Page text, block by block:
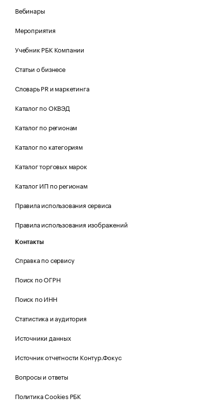
Вебинары
Мероприятия
Учебник РБК Компании
Статьи о бизнесе
Словарь PR и маркетинга
Каталог по ОКВЭД
Каталог по регионам
Каталог по категориям
Каталог торговых марок
Каталог ИП по регионам
Правила использования сервиса
Правила использования изображений
Контакты
Справка по сервису
Поиск по ОГРН
Поиск по ИНН
Статистика и аудитория
Источники данных
Источник отчетности Контур.Фокус
Вопросы и ответы
Политика Cookies РБК